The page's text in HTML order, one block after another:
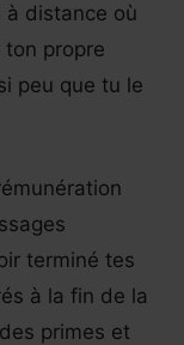
à distance où
propre
peu que tu le
terminé tes
à la fin de la
primes et